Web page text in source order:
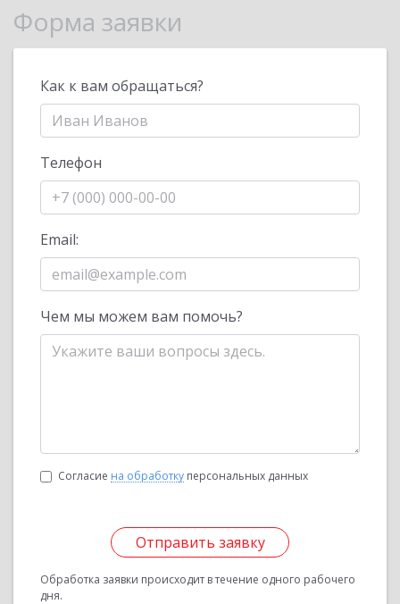
Форма заявки
Как к вам обращаться?
Телефон
Email:
Чем мы можем вам помочь?
Согласие на обработку персональных данных
Отправить заявку
Обработка заявки происходит в течение одного рабочего
дня.